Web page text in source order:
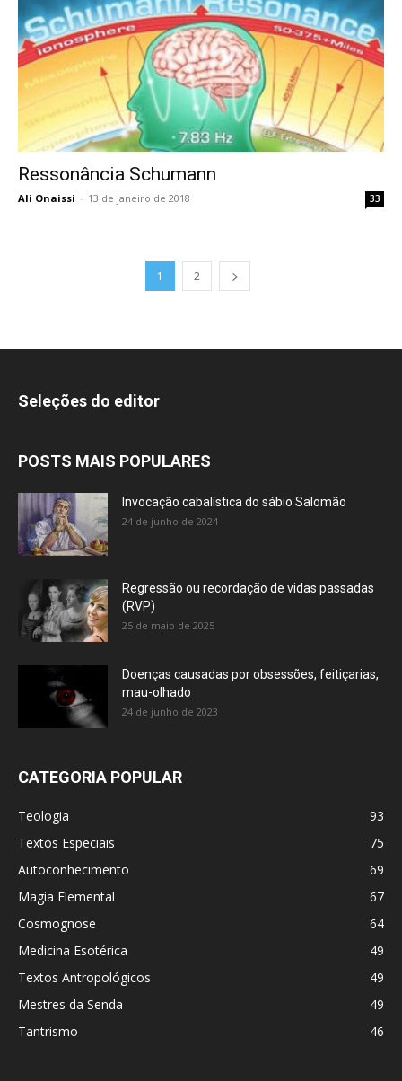
Ressonância Schumann
Ali Onaissi - 13 de janeiro de 2018 33
1 2
Seleções do editor
POSTS MAIS POPULARES
Invocação cabalística do sábio Salomão
24 de junho de 2024
Regressão ou recordação de vidas passadas
(RVP)
25 de maio de 2025
Doenças causadas por obsessões, feitiçarias,
mau-olhado
24 de junho de 2023
CATEGORIA POPULAR
Teologia
93
Textos Especiais
75
Autoconhecimento
69
Magia Elemental
67
Cosmognose
64
Medicina Esotérica
49
Textos Antropológicos
49
Mestres da Senda
49
Tantrismo
46